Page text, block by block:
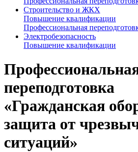
Строительство и ЖКХ
Повышение квалификации
Профессиональная
Электробезопасность
Повышение квалификации
переподготовка
«Гражданская
защита от
ситуаций»